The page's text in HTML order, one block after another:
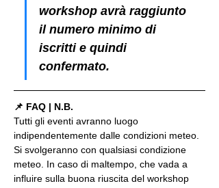
workshop avrà raggiunto
il numero minimo di
iscritti e quindi
confermato.
📌 FAQ | N.B.
Tutti gli eventi avranno luogo
indipendentemente dalle condizioni meteo.
Si svolgeranno con qualsiasi condizione
meteo. In caso di maltempo, che vada a
influire sulla buona riuscita del workshop